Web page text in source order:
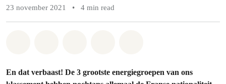
23 november 2021
• 4 min read
En dat verbaast! De 3 grootste energiegroepen van ons